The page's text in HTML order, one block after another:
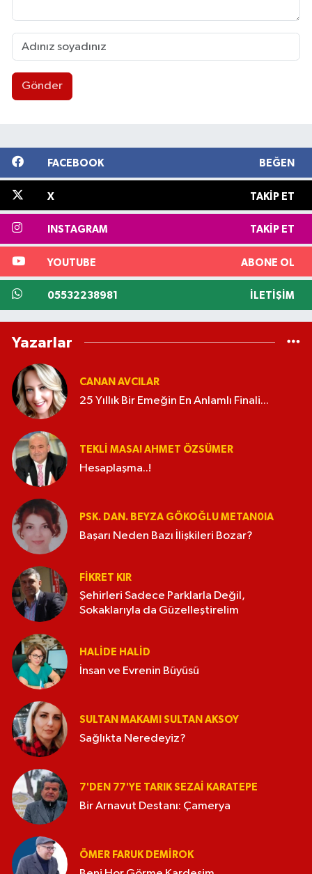
Gönder
FACEBOOK BEĞEN
X TAKIP ET
INSTAGRAM TAKIP ET
YOUTUBE ABONE OL
05532238981 İLETIŞIM
Yazarlar
CANAN AVCILAR
25 Yıllık Bir Emeğin En Anlamlı Finali...
TEKLI MASA! AHMET ÖZSÜMER
Hesaplaşma..!
PSK. DAN. BEYZA GÖKOĞLU METAN0IA
Başarı Neden Bazı İlişkileri Bozar?
FIKRET KIR
Şehirleri Sadece Parklarla Değil,
Sokaklarıyla da Güzelleştirelim
HALIDE HALID
İnsan ve Evrenin Büyüsü
SULTAN MAKAMI SULTAN AKSOY
Sağlıkta Neredeyiz?
7'DEN 77'YE TARIK SEZAI KARATEPE
Bir Arnavut Destanı: Çamerya
ÖMER FARUK DEMIROK